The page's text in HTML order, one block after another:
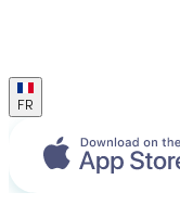
FR